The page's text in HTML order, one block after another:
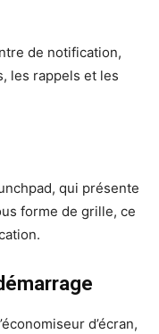
de notification,
les rappels et les
qui présente
forme de grille, ce
d’écran,